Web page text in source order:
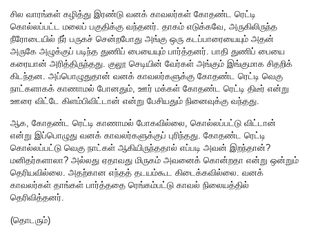
சில வாரங்கள் கழித்து இரண்டு வனக் காவலர்கள் கோதண்ட ரெட்டி
கொல்லப்பட்ட மலைப் பகுதிக்கு வந்தனர். தாகம் எடுக்கவே, அருகிலிருந்த
நீரோடையில் நீர் பருகச் சென்றபோது அங்கு ஒரு கடப்பாரையையும் அதன்
அருகே அழுக்குப் படிந்த துணிப் பையையும் பார்த்தனர். பாதி துணிப் பையை
கரையான் அரித்திருந்தது. குலூ செடியின் வேர்கள் அங்கும் இங்குமாக சிதறிக்
கிடந்தன. அப்பொழுதுதான் வனக் காவலர்களுக்கு கோதண்ட ரெட்டி வெகு
நாட்களாகக் காணாமல் போனதும், ஊர் மக்கள் கோதண்ட ரெட்டி திடீர் என்று
ஊரை விட்டே கிளம்பிவிட்டான் என்று பேசியதும் நினைவுக்கு வந்தது.
ஆக, கோதண்ட ரெட்டி காணாமல் போகவில்லை, கொல்லப்பட்டு விட்டான்
என்று இப்பொழுது வனக் காவலர்களுக்குப் புரிந்தது. கோதண்ட ரெட்டி
கொல்லப்பட்டு வெகு நாட்கள் ஆகியிருந்ததால் எப்படி அவன் இறந்தான்?
மனிதர்களாலா? அல்லது ஏதாவது மிருகம் அவனைக் கொன்றதா என்று ஒன்றும்
தெரியவில்லை. அதற்கான எந்தத் தடயம்கூட கிடைக்கவில்லை. வனக்
காவலர்கள் தாங்கள் பார்த்ததை ரெங்கம்பட்டு காவல் நிலையத்தில்
தெரிவித்தனர்.
(தொடரும்)